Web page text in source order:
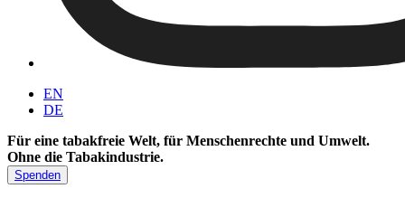
EN
DE
Für eine tabakfreie Welt, für Menschenrechte und Umwelt.
Ohne die Tabakindustrie.
Spenden